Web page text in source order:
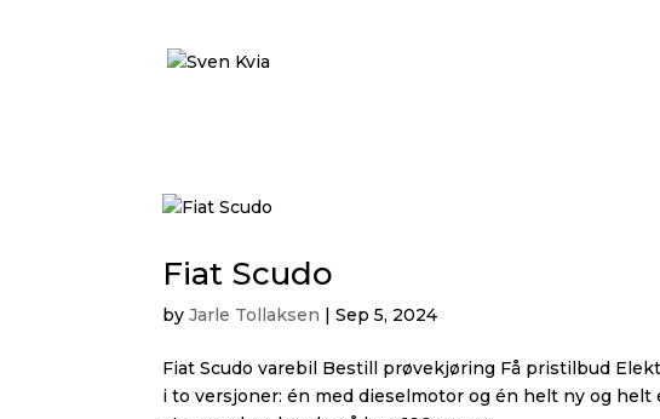
Fiat Scudo
byJarle Tollaksen |Sep 5, 2024
Fiat Scudo varebil Bestill prøvekjøring Få pristilbud
i to versjoner: én med dieselmotor og én helt ny og